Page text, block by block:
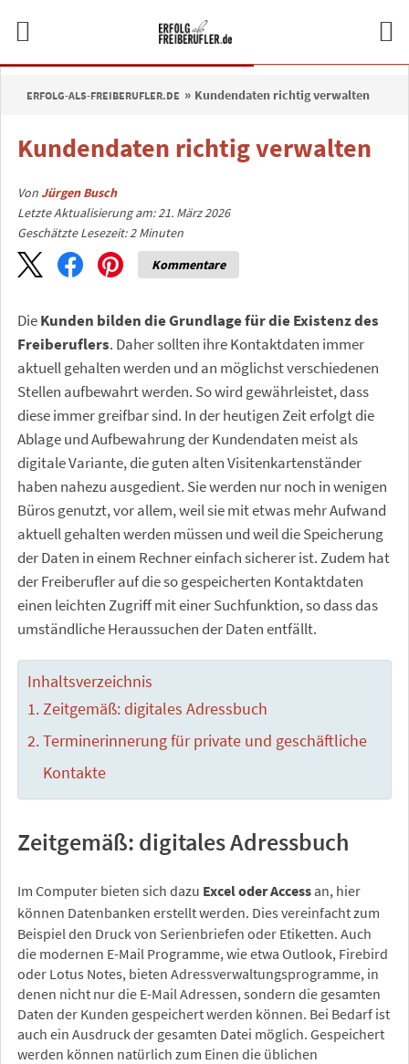
ERFOLG-ALS-FREIBERUFLER.DE Kundendaten richtig verwalten
Kundendaten richtig verwalten
VonJürgen Busch
Letzte Aktualisierung am: 21. März 2026
Geschätzte Lesezeit:2 Minuten
Kommentare
DieKunden bilden die Grundlage für die Existenz des
Freiberuflers. Daher sollten ihre Kontaktdaten immer
aktuell gehalten werden und an möglichst verschiedenen
Stellen aufbewahrt werden. So wird gewährleistet, dass
diese immer greifbar sind. In der heutigen Zeit erfolgt die
Ablage und Aufbewahrung der Kundendaten meist als
digitale Variante, die guten alten Visitenkartenständer
haben nahezu ausgedient. Sie werden nur noch in wenigen
Büros genutzt, vor allem, weil sie mit etwas mehr Aufwand
aktuell gehalten werden müssen und weil die Speicherung
der Daten in einem Rechner einfach sicherer ist. Zudem hat
der Freiberufler auf die so gespeicherten Kontaktdaten
einen leichten Zugriff mit einer Suchfunktion, so dass das
umständliche Heraussuchen der Daten entfällt.
Inhaltsverzeichnis
Zeitgemäß: digitales Adressbuch
Terminerinnerung für private und geschäftliche
Kontakte
Zeitgemäß: digitales Adressbuch
Im Computer bieten sich dazu Excel oder Access an, hier
können Datenbanken erstellt werden. Dies vereinfacht zum
Beispiel den Druck von Serienbriefen oder Etiketten. Auch
die modernen E-Mail Programme, wie etwa Outlook, Firebird
oder Lotus Notes, bieten Adressverwaltungsprogramme, in
denen nicht nur die E-Mail Adressen, sondern die gesamten
Daten der Kunden gespeichert werden können. Bei Bedarf ist
auch ein Ausdruck der gesamten Datei möglich. Gespeichert
werden können natürlich zum Einen die üblichen